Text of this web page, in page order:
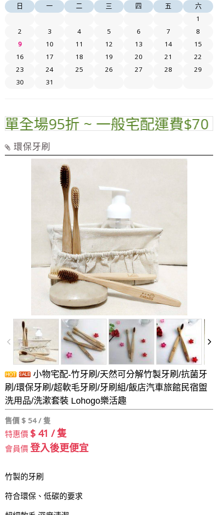
日
一 二 三 四 五
六
1
2
3 4 5 6 7
8
9
10 11 12 13 14
15
16
17 18 19 20 21
22
23
24 25 26 27 28
29
30
31
場95折 ~ 一般宅配運費$70 ~
環保牙刷
小物宅配-竹牙刷/天然可分解竹製牙刷/抗菌牙
刷/環保牙刷/超軟毛牙刷/牙刷組/飯店汽車旅館民宿盥
洗用品/洗漱套裝 Lohogo樂活趣
售價 $ 54 / 隻
特惠價 $ 41 / 隻
會員價登入後更便宜
竹製的牙刷
符合環保、低碳的要求